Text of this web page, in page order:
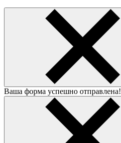
Ваша форма успешно отправлена!